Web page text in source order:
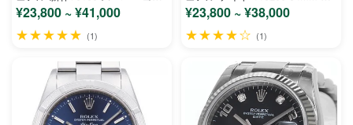
ー 時計
¥23,800 ~ ¥41,000
★★★★★ (1)
計 コピー
¥23,800 ~ ¥38,000
★★★★☆ (1)